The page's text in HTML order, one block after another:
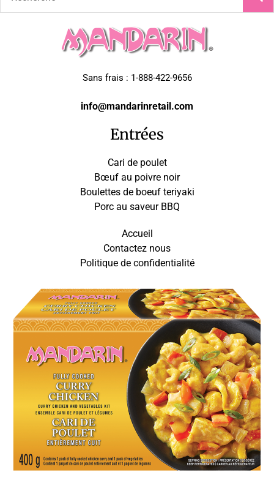
Sans frais : 1-888-422-9656
info@mandarinretail.com
Entrées
Cari de poulet
Bœuf au poivre noir
Boulettes de boeuf teriyaki
Porc au saveur BBQ
Accueil
Contactez nous
Politique de confidentialité